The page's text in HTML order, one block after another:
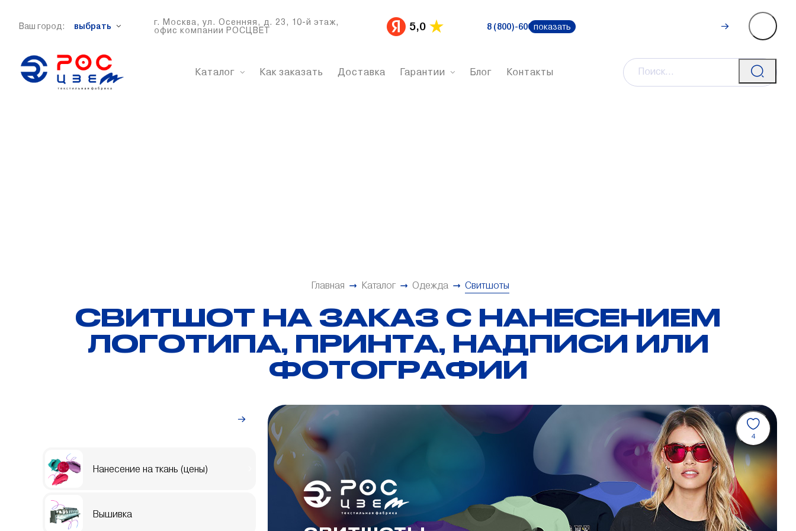
Ваш город: выбрать
г. Москва, ул. Осенняя, д. 23, 10-й этаж,
офис компании РОСЦВЕТ
5,0 8 (800)-600-111-0
показать
Каталог Как заказать Доставка Гарантии Блог Контакты
Главная Каталог Одежда Свитшоты
СВИТШОТ НА ЗАКАЗ С НАНЕСЕНИЕМ
ЛОГОТИПА, ПРИНТА, НАДПИСИ ИЛИ
ФОТОГРАФИИ
Нанесение на ткань (цены)
Цифровая печать на
синтетических и натуральных
тканях
Шелкография
Вышивка
4